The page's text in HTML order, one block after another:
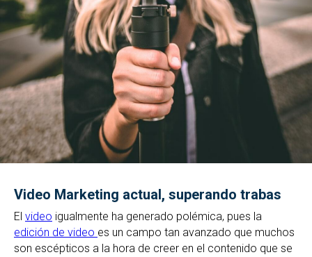
Video Marketing actual, superando trabas
El video igualmente ha generado polémica, pues la
edición de video es un campo tan avanzado que muchos
son escépticos a la hora de creer en el contenido que se